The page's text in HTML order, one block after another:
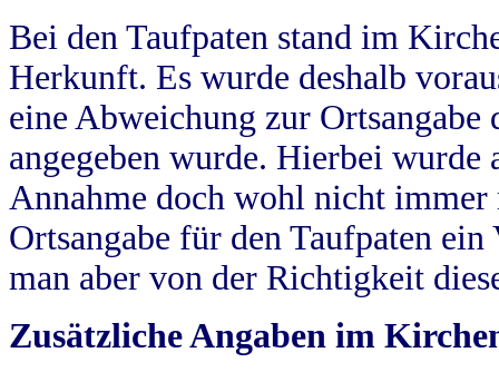
Bei den Taufpaten stand im
Herkunft. Es wurde deshalb
eine Abweichung zur
angegeben wurde. Hierbei wurde
Annahme doch wohl nicht
Ortsangabe für den Taufpaten
man aber von der Richtigkeit
Zusätzliche Angaben im